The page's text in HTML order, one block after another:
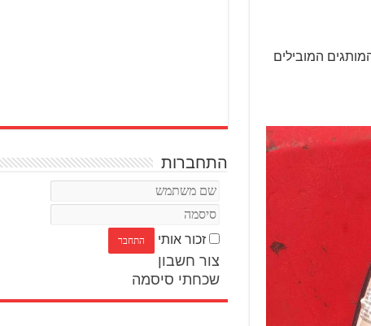
המובילים
התחברות
זכור אותי
צור חשבון
שכחתי סיסמה